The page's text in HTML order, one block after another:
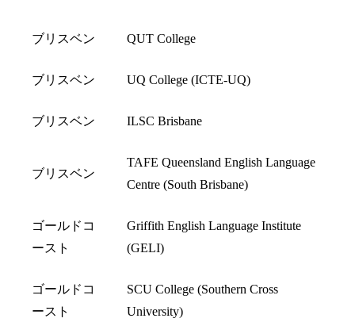
ブリスベン QUT College
ブリスベン UQ College (ICTE-UQ)
ブリスベン ILSC Brisbane
ブリスベン
TAFE Queensland English Language
Centre (South Brisbane)
ゴールドコ
ースト
Griffith English Language Institute
(GELI)
ゴールドコ
ースト
SCU College (Southern Cross
University)